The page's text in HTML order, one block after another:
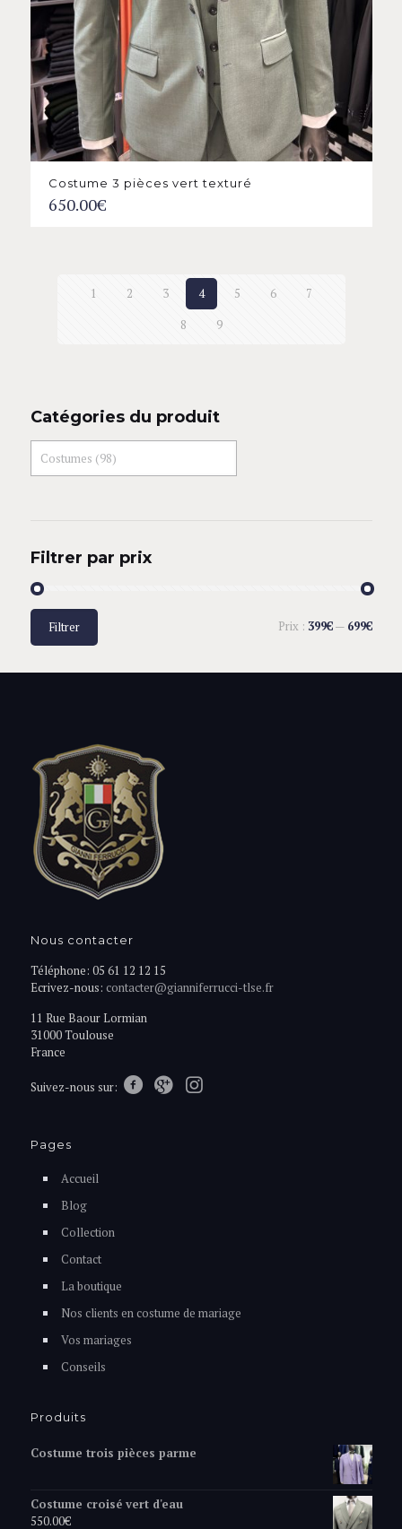
Costume 3 pièces vert texturé
650.00€
1 2 3 4 5 6
7
8
9
Catégories du produit
Filtrer par prix
Filtrer Prix : 399€— 699€
Nous contacter
Téléphone: 05 61 12 12 15
Ecrivez-nous: contacter@gianniferrucci-tlse.fr
11 Rue Baour Lormian
31000 Toulouse
France
Suivez-nous sur:
Pages
Accueil
Blog
Collection
Contact
La boutique
Nos clients en costume de mariage
Vos mariages
Conseils
Produits
Costume trois pièces parme
Costume croisé vert d'eau
550.00€